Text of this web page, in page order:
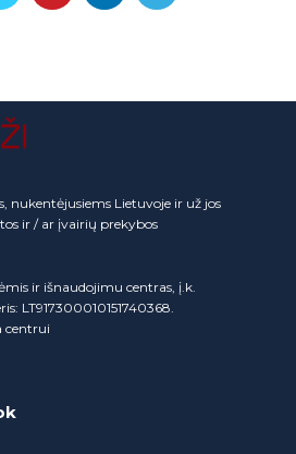
nukentėjusiems Lietuvoje ir už jos
ir / ar įvairių prekybos
ir išnaudojimu centras, į.k.
LT917300010151740368.
centrui